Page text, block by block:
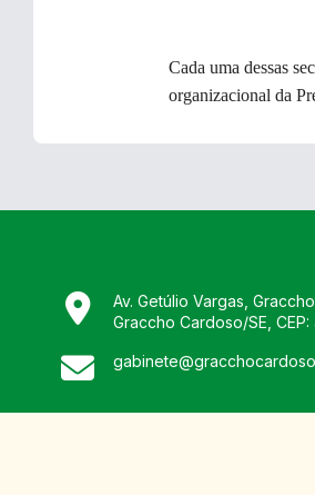
Cada uma dessas
organizacional da
Av. Getúlio Vargas,
Graccho Cardoso/SE , CEP: